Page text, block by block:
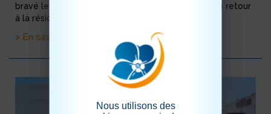
bravé le vent avec une dernière cigarette avant le retour
à la résidence
> En savoir plus
Nous utilisons des